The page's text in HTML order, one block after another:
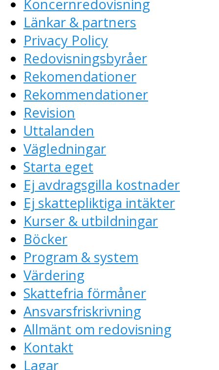
Koncernredovisning
Länkar & partners
Privacy Policy
Redovisningsbyråer
Rekomendationer
Rekommendationer
Revision
Uttalanden
Vägledningar
Starta eget
Ej avdragsgilla kostnader
Ej skattepliktiga intäkter
Kurser & utbildningar
Böcker
Program & system
Värdering
Skattefria förmåner
Ansvarsfriskrivning
Allmänt om redovisning
Kontakt
Lagar